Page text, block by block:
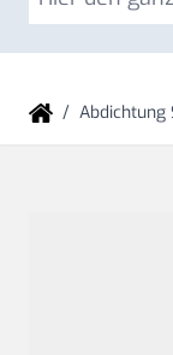
/ Abdichtung